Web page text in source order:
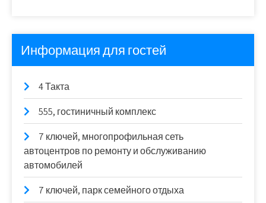
Информация для гостей
4 Такта
555, гостиничный комплекс
7 ключей, многопрофильная сеть
автоцентров по ремонту и обслуживанию
автомобилей
7 ключей, парк семейного отдыха